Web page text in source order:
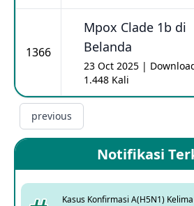
1366
Mpox Clade 1b di
Belanda
23 Oct 2025 |
1.448 Kali
previous
Notifikasi
Kasus Konfirmasi A(H5N1)